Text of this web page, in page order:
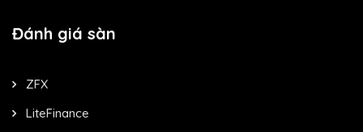
Đánh giá sàn
ZFX
LiteFinance